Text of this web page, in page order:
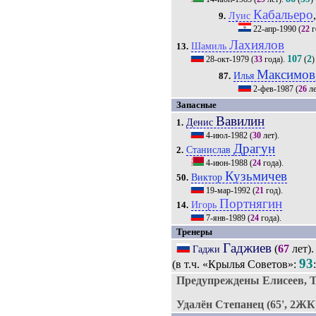
9. ЛуисКабальеро
22-апр-1990(22
13. ШамильЛахиялов
28-окт-1979 (33 года). 107 (2)
87. Илья Максимов
2-фев-1987(26
Запасные
1. Денис Вавилин
4-июл-1982 (30 лет).
2. Станислав Драгун
4-июн-1988 (24 года).
50. Виктор Кузьмичев
19-мар-1992 (21 год).
14. Игорь Портнягин
7-янв-1989 (24 года).
Тренеры
Гаджи Гаджиев (67
(в т.ч. «Крылья Советов»: 93
Предупреждены Елисеев,
Удалён Степанец (65',